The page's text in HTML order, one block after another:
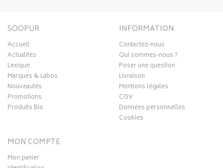
SOOPUR
Accueil
Actualités
Lexique
Marques & Labos
Nouveautés
Promotions
Produits Bio
INFORMATION
Contactez-nous
Qui sommes-nous ?
Poser une question
Livraison
Mentions légales
CGV
Données personnelles
Cookies
MON COMPTE
Mon panier